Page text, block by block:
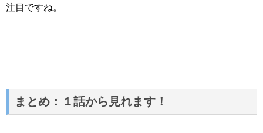
注目ですね。
まとめ：１話から見れます！